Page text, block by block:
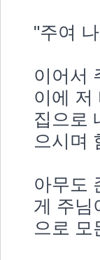
"주여
이어서
이에 저
집으로
으시며
아무도
게 주님
으로 모